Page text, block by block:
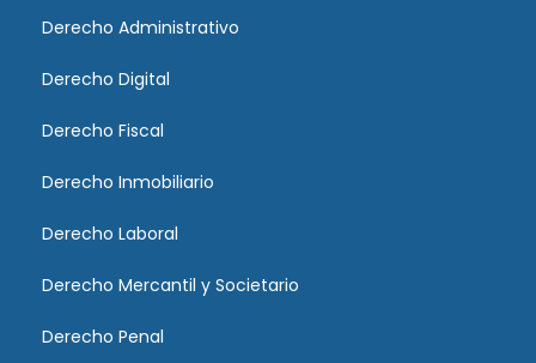
Derecho Administrativo
Derecho Digital
Derecho Fiscal
Derecho Inmobiliario
Derecho Laboral
Derecho Mercantil y Societario
Derecho Penal